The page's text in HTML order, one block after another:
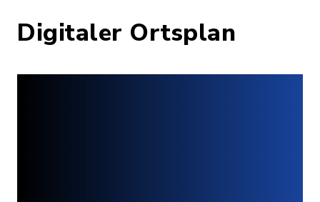
Digitaler Ortsplan